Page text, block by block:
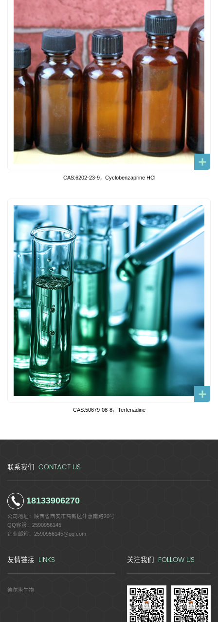
CAS:6202-23-9，Cyclobenzaprine HCl
CAS:50679-08-8，Terfenadine
联系我们 CONTACT US
18133906270
公司地址：
陕西省西安市高新区沣惠南路20号
QQ客服： 2590956145
企业邮箱： 2590956145@qq.com
友情链接 LINKS
德尔塔生物
关注我们 FOLLOW US